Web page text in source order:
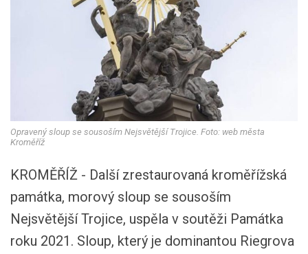
Opravený sloup se sousoším Nejsvětější Trojice. Foto: web města
Kroměříž
KROMĚŘÍŽ - Další zrestaurovaná kroměřížská
památka, morový sloup se sousoším
Nejsvětější Trojice, uspěla v soutěži Památka
roku 2021. Sloup, který je dominantou Riegrova